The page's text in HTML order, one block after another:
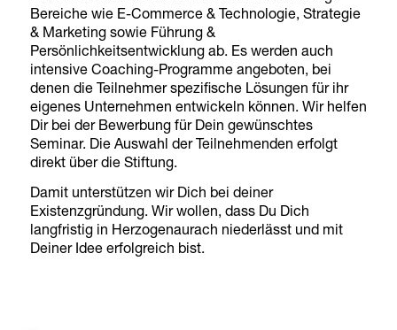
Bereiche wie E-Commerce & Technologie, Strategie
& Marketing sowie Führung &
Persönlichkeitsentwicklung ab. Es werden auch
intensive Coaching-Programme angeboten, bei
denen die Teilnehmer spezifische Lösungen für ihr
eigenes Unternehmen entwickeln können. Wir helfen
Dir bei der Bewerbung für Dein gewünschtes
Seminar. Die Auswahl der Teilnehmenden erfolgt
direkt über die Stiftung.
Damit unterstützen wir Dich bei deiner
Existenzgründung. Wir wollen, dass Du Dich
langfristig in Herzogenaurach niederlässt und mit
Deiner Idee erfolgreich bist.